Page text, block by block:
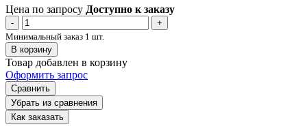
Цена по запросу Доступно к заказу
-
+
Минимальный заказ 1 шт.
В корзину
Товар добавлен в корзину
Оформить запрос
Сравнить
Убрать из сравнения
Как заказать